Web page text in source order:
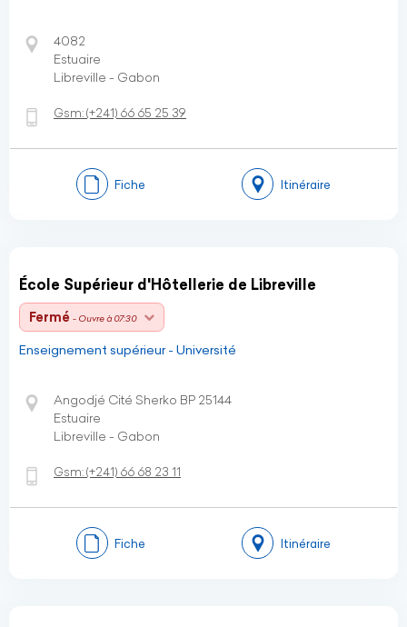
4082
Estuaire
Libreville - Gabon
Gsm:(+241) 66 65 25 39
Fiche Itinéraire
École Supérieur d'Hôtellerie de Libreville
Fermé - Ouvre à 07:30
Enseignement supérieur - Université
Angodjé Cité Sherko BP 25144
Estuaire
Libreville - Gabon
Gsm:(+241) 66 68 23 11
Fiche Itinéraire